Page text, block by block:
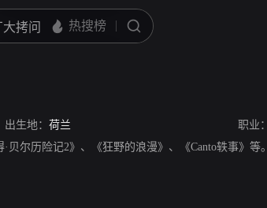
出生地： 荷兰 职业：
尔历险记2》、《狂野的浪漫》、《Canto轶事》等。